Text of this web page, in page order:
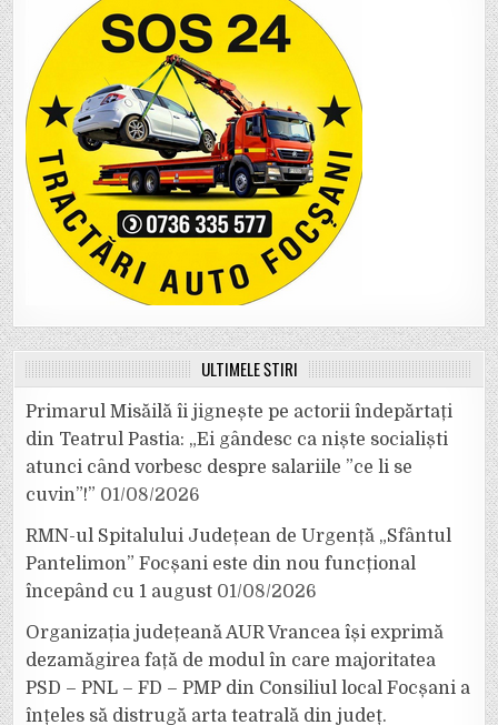
ULTIMELE ȘTIRI
Primarul Misăilă îi jignește pe actorii îndepărtați
din Teatrul Pastia: „Ei gândesc ca niște socialiști
atunci când vorbesc despre salariile ”ce li se
cuvin”!” 01/08/2026
RMN-ul Spitalului Județean de Urgență „Sfântul
Pantelimon” Focșani este din nou funcțional
începând cu 1 august 01/08/2026
Organizația județeană AUR Vrancea își exprimă
dezamăgirea față de modul în care majoritatea
PSD – PNL – FD – PMP din Consiliul local Focșani a
înțeles să distrugă arta teatrală din județ.